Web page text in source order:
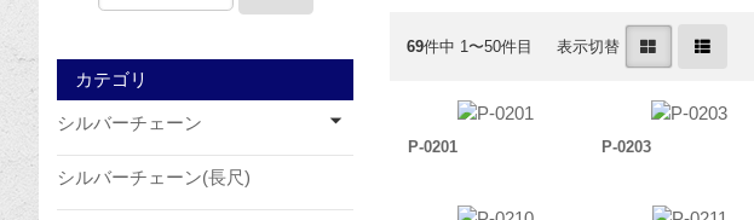
69件中 1〜50件目 表示切替
P-0201 P-0203
カテゴリ
シルバーチェーン
シルバーチェーン(長尺)